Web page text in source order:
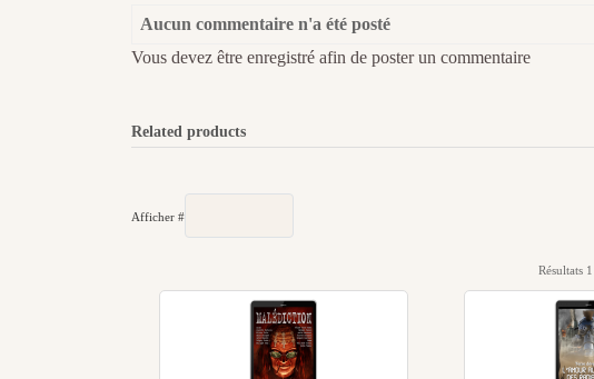
Aucun commentaire n'a été posté
Vous devez être enregistré afin de poster un commentaire
Related products
Afficher #
Résultats